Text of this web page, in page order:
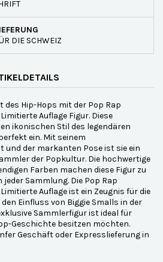
DIE SCHWEIZ
des Hip-Hops mit der Pop Rap
Auflage Figur. Diese
ikonischen Stil des legendären
ein. Mit seinem
der markanten Pose ist sie ein
der Popkultur. Die hochwertige
Farben machen diese Figur zu
Sammlung. Die Pop Rap
Auflage ist ein Zeugnis für die
Einfluss von Biggie Smalls in der
Sammlerfigur ist ideal für
Geschichte besitzen möchten.
Geschäft oder Expresslieferung in